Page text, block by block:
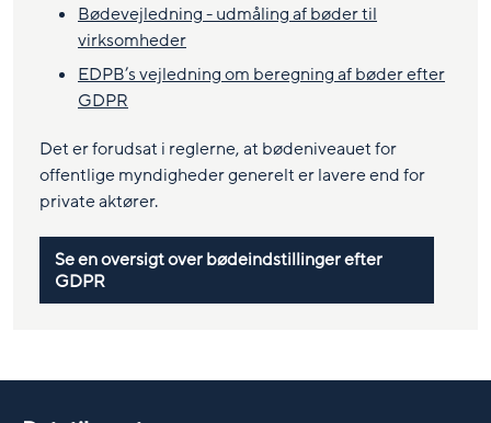
Bødevejledning - udmåling af bøder til
virksomheder
EDPB’s vejledning om beregning af bøder efter
GDPR
Det er forudsat i reglerne, at bødeniveauet for
offentlige myndigheder generelt er lavere end for
private aktører.
Se en oversigt over bødeindstillinger efter
GDPR